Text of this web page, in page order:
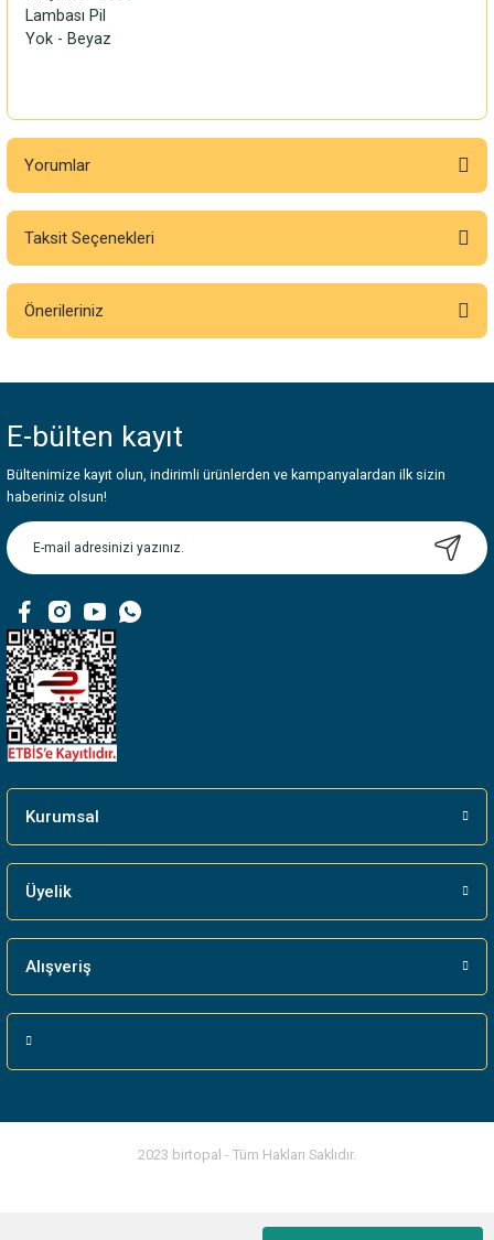
Yorumlar
Bu ürüne ilk yorumu siz yapın!
Taksit Seçenekleri
Önerileriniz
Görüş ve önerileriniz için teşekkür ederiz.
Ürün resmi kalitesiz, bozuk veya görüntülenemiyor.
Ürün açıklamasında eksik bilgiler bulunuyor.
Ürün bilgilerinde hatalar bulunuyor.
Bu ürüne benzer farklı alternatifler olmalı.
E-bülten kayıt
Bültenimize kayıt olun, indirimli ürünlerden ve kampanyalardan ilk sizin
haberiniz olsun!
Kurumsal
Üyelik
Alışveriş
2023 birtopal - Tüm Hakları Saklıdır.